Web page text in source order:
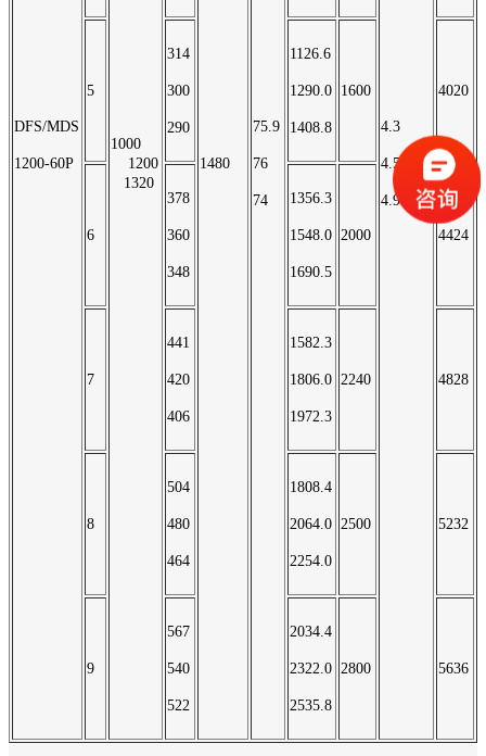
DFS/MDS
1200-60P
1000
1200
1320
1480
75.9
76
74
4.3
4.5
4.9
5
314
300
290
1126.6
1290.0
1408.8
1600 4020
6
378
360
348
1356.3
1548.0
1690.5
2000 4424
7
441
420
406
1582.3
1806.0
1972.3
2240 4828
8
504
480
464
1808.4
2064.0
2254.0
2500 5232
9
567
540
522
2034.4
2322.0
2535.8
2800 5636